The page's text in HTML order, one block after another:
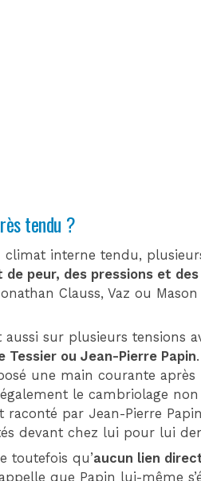
tendu ?
climat interne tendu,
de peur, des pressions et des
Clauss, Vaz ou
aussi sur plusieurs tensions
Tessier ou Jean-Pierre Papin
une main courante
le cambriolage
raconté par Jean-Pierre
devant chez lui pour lui
toutefois qu’aucun lien
que Papin lui-même